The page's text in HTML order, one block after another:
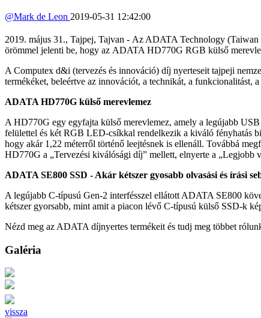
@Mark de Leon 2019-05-31 12:42:00
2019. május 31., Tajpej, Tajvan - Az ADATA Technology
örömmel jelenti be, hogy az ADATA HD770G RGB külső
A Computex d&i (tervezés és innováció) díj nyerteseit tajpeji
termékéket, beleértve az innovációt, a technikát, a funkcionalitást,
ADATA HD770G külső merevlemez
A HD770G egy egyfajta külső merevlemez, amely a legújabb
felülettel és két RGB LED-csíkkal rendelkezik a kiváló fényhatás
hogy akár 1,22 méterről történő leejtésnek is ellenáll. Továbbá
HD770G a „Tervezési kiválósági díj” mellett, elnyerte a „Legjobb
ADATA SE800 SSD - Akár kétszer gyosabb olvasási és írási
A legújabb C-típusú Gen-2 interfésszel ellátott ADATA SE800
kétszer gyorsabb, mint amit a piacon lévő C-típusú külső SSD-k
Nézd meg az ADATA díjnyertes termékeit és tudj meg többet
Galéria
vissza